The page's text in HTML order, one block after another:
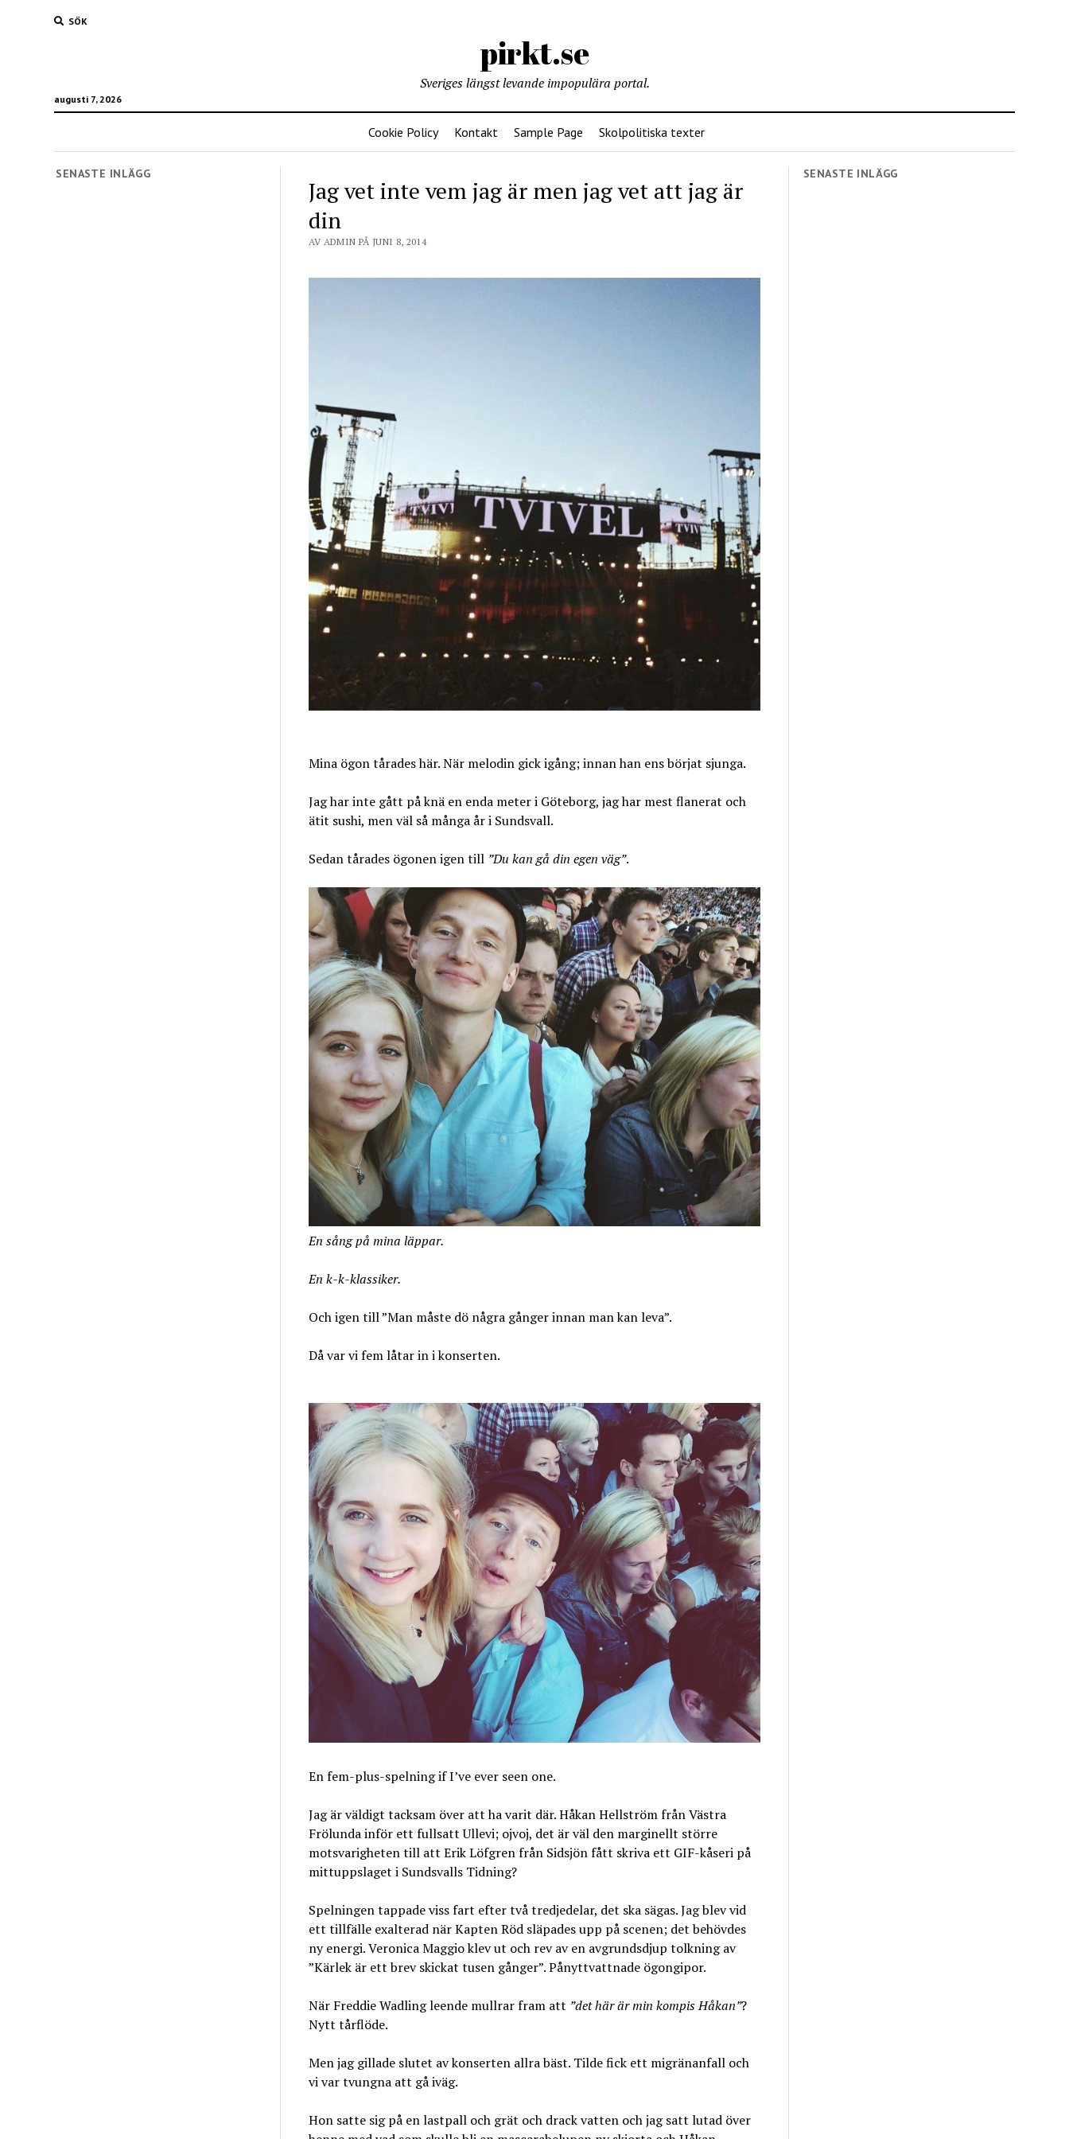
SÖK
pirkt.se
augusti 7, 2026
Sveriges längst levande impopulära portal.
Cookie Policy Kontakt Sample Page Skolpolitiska texter
SENASTE INLÄGG
Jag vet inte vem jag är men jag vet att jag är
din
AV ADMIN PÅ JUNI 8, 2014
Mina ögon tårades här. När melodin gick igång; innan han ens börjat sjunga.
Jag har inte gått på knä en enda meter i Göteborg, jag har mest flanerat och
ätit sushi, men väl så många år i Sundsvall.
Sedan tårades ögonen igen till ”Du kan gå din egen väg”.
En sång på mina läppar.
En k-k-klassiker.
Och igen till ”Man måste dö några gånger innan man kan leva”.
Då var vi fem låtar in i konserten.
En fem-plus-spelning if I’ve ever seen one.
Jag är väldigt tacksam över att ha varit där. Håkan Hellström från Västra
Frölunda inför ett fullsatt Ullevi; ojvoj, det är väl den marginellt större
motsvarigheten till att Erik Löfgren från Sidsjön fått skriva ett GIF-kåseri på
mittuppslaget i Sundsvalls Tidning?
Spelningen tappade viss fart efter två tredjedelar, det ska sägas. Jag blev vid
ett tillfälle exalterad när Kapten Röd släpades upp på scenen; det behövdes
ny energi. Veronica Maggio klev ut och rev av en avgrundsdjup tolkning av
”Kärlek är ett brev skickat tusen gånger”. Pånyttvattnade ögongipor.
När Freddie Wadling leende mullrar fram att ”det här är min kompis Håkan”?
Nytt tårflöde.
Men jag gillade slutet av konserten allra bäst. Tilde fick ett migränanfall och
vi var tvungna att gå iväg.
Hon satte sig på en lastpall och grät och drack vatten och jag satt lutad över
SENASTE INLÄGG